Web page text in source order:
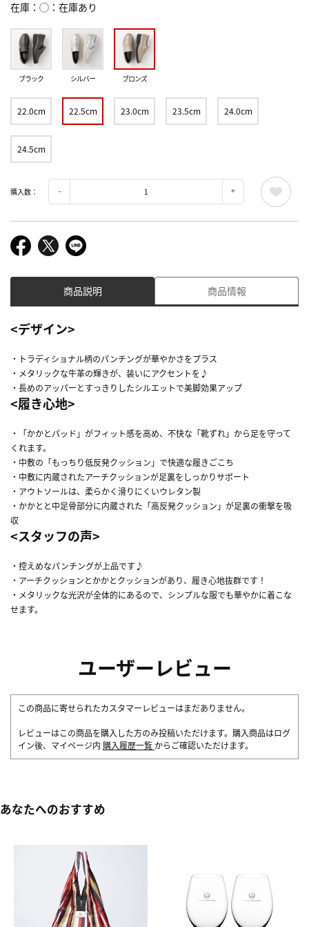
在庫 ◯：在庫あり
ブラック シルバー ブロンズ
22.0cm 22.5cm 23.0cm 23.5cm 24.0cm
24.5cm
購入数：
商品説明 商品情報
<デザイン>
・トラディショナル柄のパンチングが華やかさをプラス
・メタリックな牛革の輝きが、装いにアクセントを♪
・長めのアッパーとすっきりしたシルエットで美脚効果アップ
<履き心地>
・「かかとパッド」がフィット感を高め、不快な「靴ずれ」から足を守って
くれます。
・中敷の「もっちり低反発クッション」で快適な履きごこち
・中敷に内蔵されたアーチクッションが足裏をしっかりサポート
・アウトソールは、柔らかく滑りにくいウレタン製
・かかとと中足骨部分に内蔵された「高反発クッション」が足裏の衝撃を吸
収
<スタッフの声>
・控えめなパンチングが上品です♪
・アーチクッションとかかとクッションがあり、履き心地抜群です！
・メタリックな光沢が全体的にあるので、シンプルな服でも華やかに着こな
せます。
ユーザーレビュー
この商品に寄せられたカスタマーレビューはまだありません。
レビューはこの商品を購入した方のみ投稿いただけます。購入商品はログ
イン後、マイページ内 購入履歴一覧 からご確認いただけます。
あなたへのおすすめ